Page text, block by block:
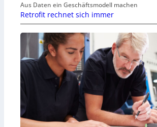
Aus Daten ein Geschäftsmodell machen
Retrofit rechnet sich immer